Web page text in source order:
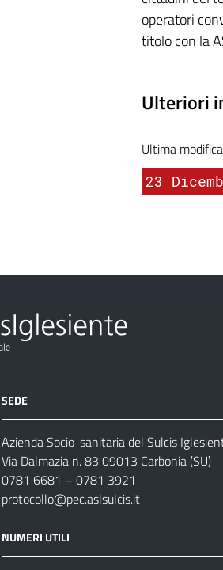
operatori
titolo con la
Ulteriori
Ultima modifica
23
SEDE
Azienda Socio-sanitaria del Sulcis
Via Dalmazia n. 83 09013 Carbonia (SU)
0781 6681 – 0781 3921
protocollo@pec.aslsulcis.it
NUMERI UTILI